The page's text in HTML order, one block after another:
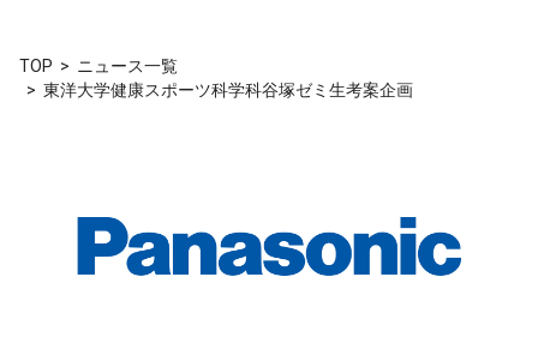
TOP
ニュース一覧
東洋大学健康スポーツ科学科谷塚ゼミ生考案企画